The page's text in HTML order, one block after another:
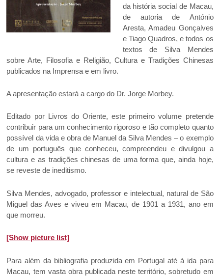
da história social de Macau,
de autoria de António
Aresta, Amadeu Gonçalves
e Tiago Quadros, e todos os
textos de Silva Mendes
sobre Arte, Filosofia e Religião, Cultura e Tradições Chinesas
publicados na Imprensa e em livro.
A apresentação estará a cargo do Dr. Jorge Morbey.
Editado por Livros do Oriente, este primeiro volume pretende
contribuir para um conhecimento rigoroso e tão completo quanto
possível da vida e obra de Manuel da Silva Mendes – o exemplo
de um português que conheceu, compreendeu e divulgou a
cultura e as tradições chinesas de uma forma que, ainda hoje,
se reveste de ineditismo.
Silva Mendes, advogado, professor e intelectual, natural de São
Miguel das Aves e viveu em Macau, de 1901 a 1931, ano em
que morreu.
[Show picture list]
Para além da bibliografia produzida em Portugal até à ida para
Macau, tem vasta obra publicada neste território, sobretudo em